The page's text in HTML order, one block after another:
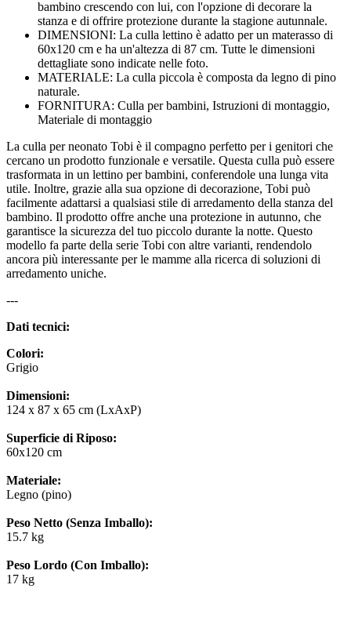
bambino crescendo con lui, con l'opzione di decorare la
stanza e di offrire protezione durante la stagione autunnale.
DIMENSIONI: La culla lettino è adatto per un materasso di
60x120 cm e ha un'altezza di 87 cm. Tutte le dimensioni
dettagliate sono indicate nelle foto.
MATERIALE: La culla piccola è composta da legno di pino
naturale.
FORNITURA: Culla per bambini, Istruzioni di montaggio,
Materiale di montaggio
La culla per neonato Tobi è il compagno perfetto per i genitori che
cercano un prodotto funzionale e versatile. Questa culla può essere
trasformata in un lettino per bambini, conferendole una lunga vita
utile. Inoltre, grazie alla sua opzione di decorazione, Tobi può
facilmente adattarsi a qualsiasi stile di arredamento della stanza del
bambino. Il prodotto offre anche una protezione in autunno, che
garantisce la sicurezza del tuo piccolo durante la notte. Questo
modello fa parte della serie Tobi con altre varianti, rendendolo
ancora più interessante per le mamme alla ricerca di soluzioni di
arredamento uniche.
---
Dati tecnici:
Colori:
Grigio
Dimensioni:
124 x 87 x 65 cm (LxAxP)
Superficie di Riposo:
60x120 cm
Materiale:
Legno (pino)
Peso Netto (Senza Imballo):
15.7 kg
Peso Lordo (Con Imballo):
17 kg